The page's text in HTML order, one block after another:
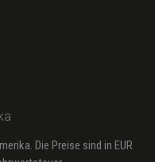
Die Preise sind in EUR